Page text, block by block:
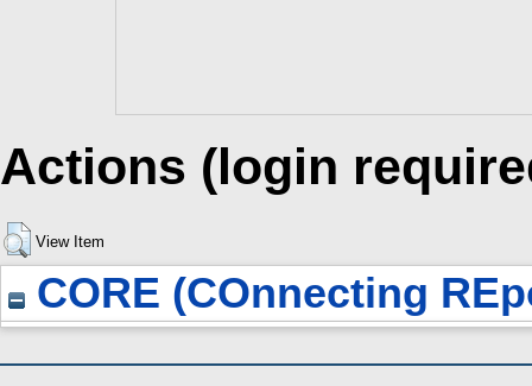
Actions (login
View Item
CORE (COnnecting